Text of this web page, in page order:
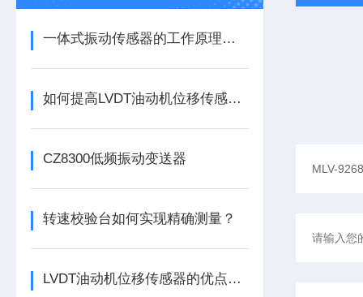
一体式振动传感器的工作原理是什么？
如何提高LVDT油动机位移传感器的精度？
CZ8300低频振动变送器
转速校验台如何实现精确测量？
LVDT油动机位移传感器的优点分别有这几点